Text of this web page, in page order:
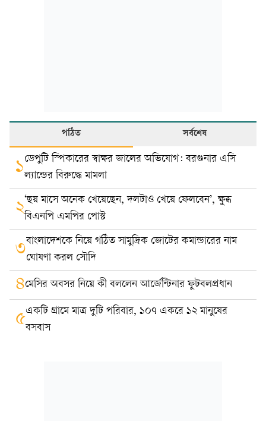
পঠিত সর্বশেষ
১ডেপুটি স্পিকারের স্বাক্ষর জালের অভিযোগ: বরগুনার এসি
ল্যান্ডের বিরুদ্ধে মামলা
২‘ছয় মাসে অনেক খেয়েছেন, দলটাও খেয়ে ফেলবেন’, ক্ষুব্ধ
বিএনপি এমপির পোস্ট
৩বাংলাদেশকে নিয়ে গঠিত সামুদ্রিক জোটের কমান্ডারের নাম
ঘোষণা করল সৌদি
৪মেসির অবসর নিয়ে কী বললেন আর্জেন্টিনার ফুটবলপ্রধান
৫একটি গ্রামে মাত্র দুটি পরিবার, ১০৭ একরে ১২ মানুষের
বসবাস